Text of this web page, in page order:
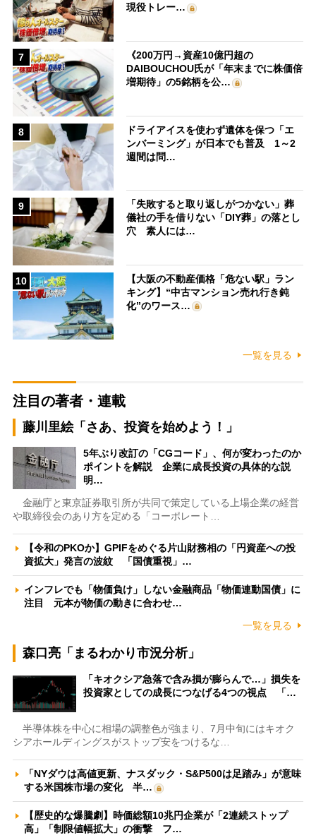
現役トレー…
7
《200万円→資産10億円超の
DAIBOUCHOU氏が「年末までに株価倍
増期待」の5銘柄を公…
8
ドライアイスを使わず遺体を保つ「エ
ンバーミング」が日本でも普及 1～2
週間は問…
9
「失敗すると取り返しがつかない」葬
儀社の手を借りない「DIY葬」の落とし
穴 素人には…
10
【大阪の不動産価格「危ない駅」ラン
キング】“中古マンション売れ行き鈍
化”のワース…
一覧を見る
注目の著者・連載
藤川里絵「さあ、投資を始めよう！」
5年ぶり改訂の「CGコード」、何が変わったのか
ポイントを解説 企業に成長投資の具体的な説
明…
金融庁と東京証券取引所が共同で策定している上場企業の経営
や取締役会のあり方を定める「コーポレート…
【令和のPKOか】GPIFをめぐる片山財務相の「円資産への投
資拡大」発言の波紋 「国債重視」…
インフレでも「物価負け」しない金融商品「物価連動国債」に
注目 元本が物価の動きに合わせ…
一覧を見る
森口亮「まるわかり市況分析」
「キオクシア急落で含み損が膨らんで…」損失を
投資家としての成長につなげる4つの視点 「…
半導体株を中心に相場の調整色が強まり、7月中旬にはキオク
シアホールディングスがストップ安をつけるな…
「NYダウは高値更新、ナスダック・S&P500は足踏み」が意味
する米国株市場の変化 半…
【歴史的な爆騰劇】時価総額10兆円企業が「2連続ストップ
高」「制限値幅拡大」の衝撃 フ…